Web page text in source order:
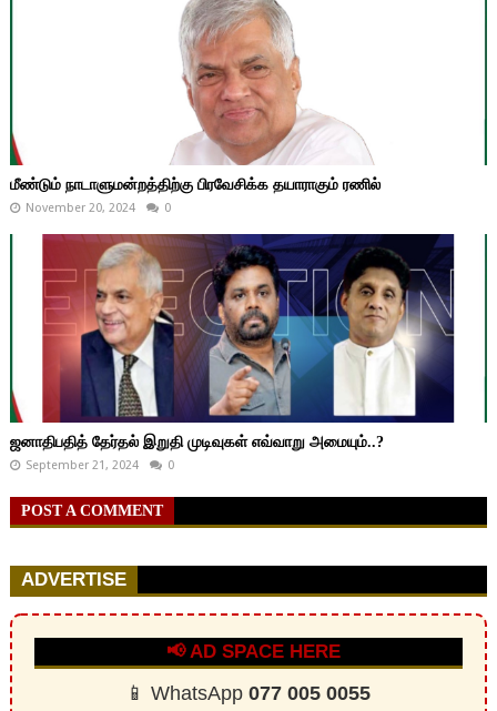
மீண்டும் நாடாளுமன்றத்திற்கு பிரவேசிக்க தயாராகும் ரணில்
November 20, 2024 0
ஜனாதிபதித் தேர்தல் இறுதி முடிவுகள் எவ்வாறு அமையும்..?
September 21, 2024 0
POST A COMMENT
ADVERTISE
📢 AD SPACE HERE
📱 WhatsApp077 005 0055